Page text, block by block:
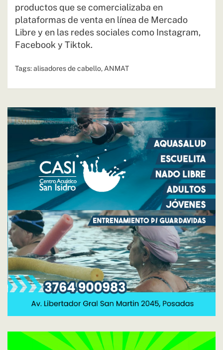
productos que se comercializaba en
plataformas de venta en línea de Mercado
Libre y en las redes sociales como Instagram,
Facebook y Tiktok.
Tags:alisadores de cabello, ANMAT